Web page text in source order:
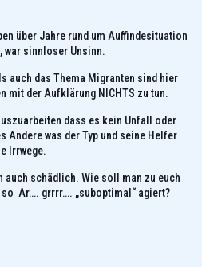
über Jahre rund um Auffindesituation
war sinnloser Unsinn.
auch das Thema Migranten sind hier
mit der Aufklärung NICHTS zu tun.
dass es kein Unfall oder
was der Typ und seine Helfer
Irrwege.
schädlich. Wie soll man zu euch
so Ar…. grrrr…. „suboptimal“ agiert?